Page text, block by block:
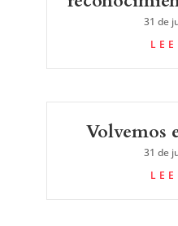
31 de
Volvemos
31 de